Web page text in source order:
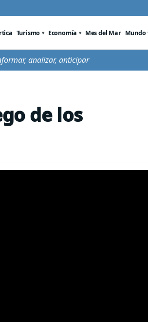
Turismo Economía Mes del Mar Mundo
analizar, anticipar
de los